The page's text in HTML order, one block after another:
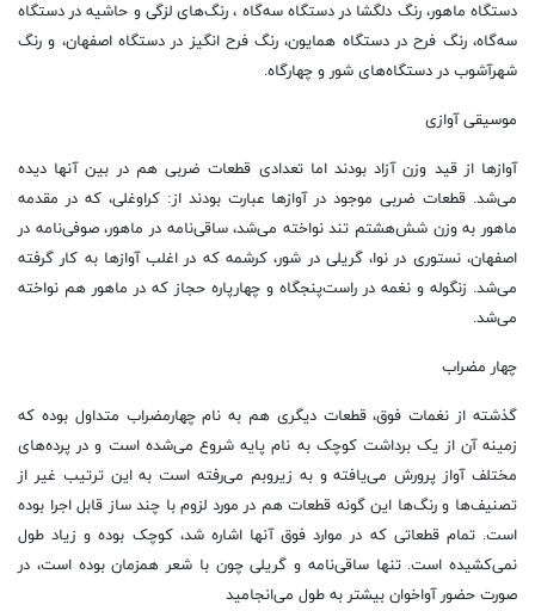
دستگاه ماهور، رنگ دلگشا در دستگاه سه‌گاه ، رنگ‌های لزگی و حاشیه در دستگاه
سه‌گاه، رنگ فرح در دستگاه همایون، رنگ فرح انگیز در دستگاه اصفهان، و رنگ
شهرآشوب در دستگاه‌های شور و چهارگاه.
موسیقی آوازی
آوازها از قید وزن آزاد بودند اما تعدادی قطعات ضربی هم در بین آنها دیده
می‌شد. قطعات ضربی موجود در آوازها عبارت بودند از: کراوغلی، که در مقدمه
ماهور به وزن شش‌هشتم تند نواخته می‌شد، ساقی‌نامه در ماهور، صوفی‌نامه در
اصفهان، نستوری در نوا، گریلی در شور، کرشمه که در اغلب آوازها به کار گرفته
می‌شد. زنگوله و نغمه در راست‌پنجگاه و چهارپاره حجاز که در ماهور هم نواخته
می‌شد.
چهار مضراب
گذشته از نغمات فوق، قطعات دیگری هم به نام چهارمضراب متداول بوده که
زمینه آن از یک برداشت کوچک به نام پایه شروع می‌شده است و در پرده‌های
مختلف آواز پرورش می‌یافته و به زیروبم می‌رفته است به این ترتیب غیر از
تصنیف‌ها و رنگ‌ها این گونه قطعات هم در مورد لزوم با چند ساز قابل اجرا بوده
است. تمام قطعاتی که در موارد فوق آنها اشاره شد، کوچک بوده و زیاد طول
نمی‌کشیده است. تنها ساقی‌نامه و گریلی چون با شعر همزمان بوده است، در
صورت حضور آواخوان بیشتر به طول می‌انجامید